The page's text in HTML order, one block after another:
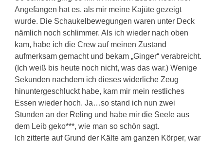
Angefangen hat es, als mir meine Kajüte gezeigt
wurde. Die Schaukelbewegungen waren unter Deck
nämlich noch schlimmer. Als ich wieder nach oben
kam, habe ich die Crew auf meinen Zustand
aufmerksam gemacht und bekam „Ginger“ verabreicht.
(Ich weiß bis heute noch nicht, was das war.) Wenige
Sekunden nachdem ich dieses widerliche Zeug
hinuntergeschluckt habe, kam mir mein restliches
Essen wieder hoch. Ja…so stand ich nun zwei
Stunden an der Reling und habe mir die Seele aus
dem Leib geko***, wie man so schön sagt.
Ich zitterte auf Grund der Kälte am ganzen Körper, war